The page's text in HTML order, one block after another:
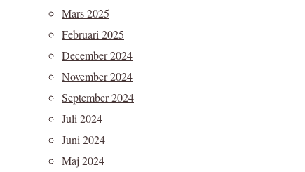
Mars 2025
Februari 2025
December 2024
November 2024
September 2024
Juli 2024
Juni 2024
Maj 2024